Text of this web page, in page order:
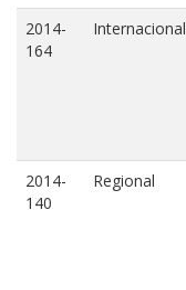
2014-
164
Internacional
2014-
140
Regional